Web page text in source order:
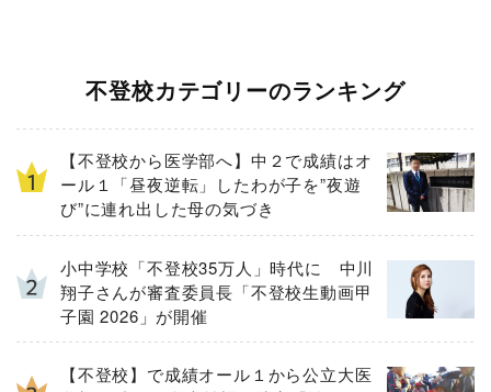
不登校カテゴリーのランキング
【不登校から医学部へ】中２で成績はオ
ール１「昼夜逆転」したわが子を”夜遊
び”に連れ出した母の気づき
小中学校「不登校35万人」時代に 中川
翔子さんが審査委員長「不登校生動画甲
子園 2026」が開催
【不登校】で成績オール１から公立大医